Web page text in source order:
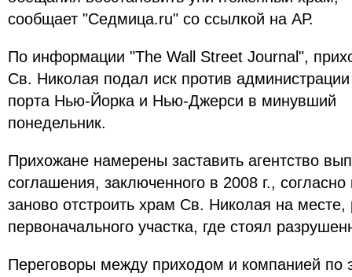
сообщает "Седмица.ru" со ссылкой на АР.
По информации "The Wall Street Journal",
Св. Николая подал иск против администрации
порта Нью-Йорка и Нью-Джерси в минувший
понедельник.
Прихожане намерены заставить агентство
соглашения, заключенного в 2008 г.,
заново отстроить храм Св. Николая на
первоначального участка, где стоял
Переговоры между приходом и компанией по